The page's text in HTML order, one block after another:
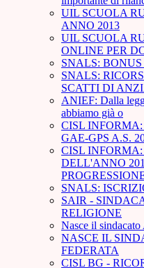
UIL SCUOLA
ANNO 2013
UIL SCUOLA
ONLINE PER
SNALS:
SNALS:
SCATTI DI
ANIEF: Dalla
abbiamo già o
CISL INFORMA:
GAE-GPS A.S.
CISL INFORMA:
DELL'ANNO
SNALS:
SAIR -
RELIGIONE
Nasce il
NASCE IL
FEDERATA
CISL BG -